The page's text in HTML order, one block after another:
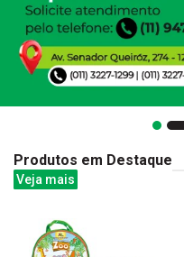
Produtos em Destaque
Veja mais